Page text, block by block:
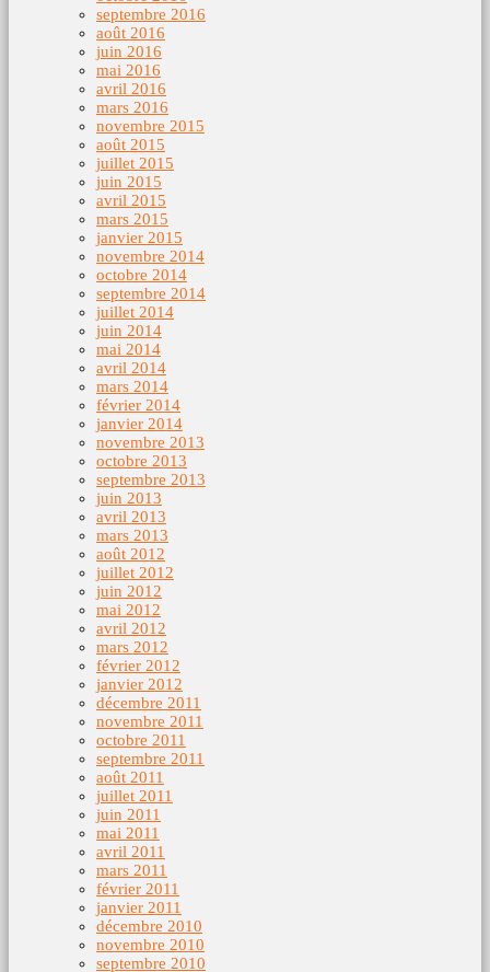
septembre 2016
août 2016
juin 2016
mai 2016
avril 2016
mars 2016
novembre 2015
août 2015
juillet 2015
juin 2015
avril 2015
mars 2015
janvier 2015
novembre 2014
octobre 2014
septembre 2014
juillet 2014
juin 2014
mai 2014
avril 2014
mars 2014
février 2014
janvier 2014
novembre 2013
octobre 2013
septembre 2013
juin 2013
avril 2013
mars 2013
août 2012
juillet 2012
juin 2012
mai 2012
avril 2012
mars 2012
février 2012
janvier 2012
décembre 2011
novembre 2011
octobre 2011
septembre 2011
août 2011
juillet 2011
juin 2011
mai 2011
avril 2011
mars 2011
février 2011
janvier 2011
décembre 2010
novembre 2010
septembre 2010